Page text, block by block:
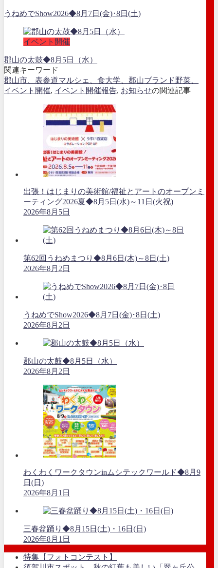
うねめでShow2026◆8月7日(金)･8日(土)
イベント開催
郡山の太鼓◆8月5日（水）
関連キーワード
郡山市、表参道マルシェ、食大学、郡山ブランド野菜、
イベント開催, イベント開催報告, お知らせの関連記事
出張！はじまりの美術館/福祉とアートのオープンミ
ーティング2026夏◆8月5日(水)～11日(火祝)
2026年8月5日
第62回うねめまつり◆8月6日(木)～8日(土)
2026年8月2日
うねめでShow2026◆8月7日(金)･8日(土)
2026年8月2日
郡山の太鼓◆8月5日（水）
2026年8月2日
わくわくワークタウンinムシテックワールド◆8月9
日(日)
2026年8月1日
三春盆踊り◆8月15日(土)・16日(日)
2026年8月1日
特集【フォトコンテスト】